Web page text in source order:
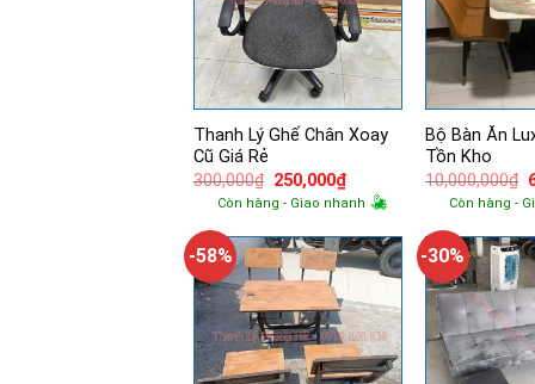
Thanh Lý Ghế Chân Xoay
Cũ Giá Rẻ
300,000₫ Giá
gốc
là:
250,000₫Giá
hiện
tại
250,000₫.
Còn hàng - Giao nhanh
Bộ Bàn Ăn
Tồn Kho
10,000,000₫
Còn hàng -
-58% -30%